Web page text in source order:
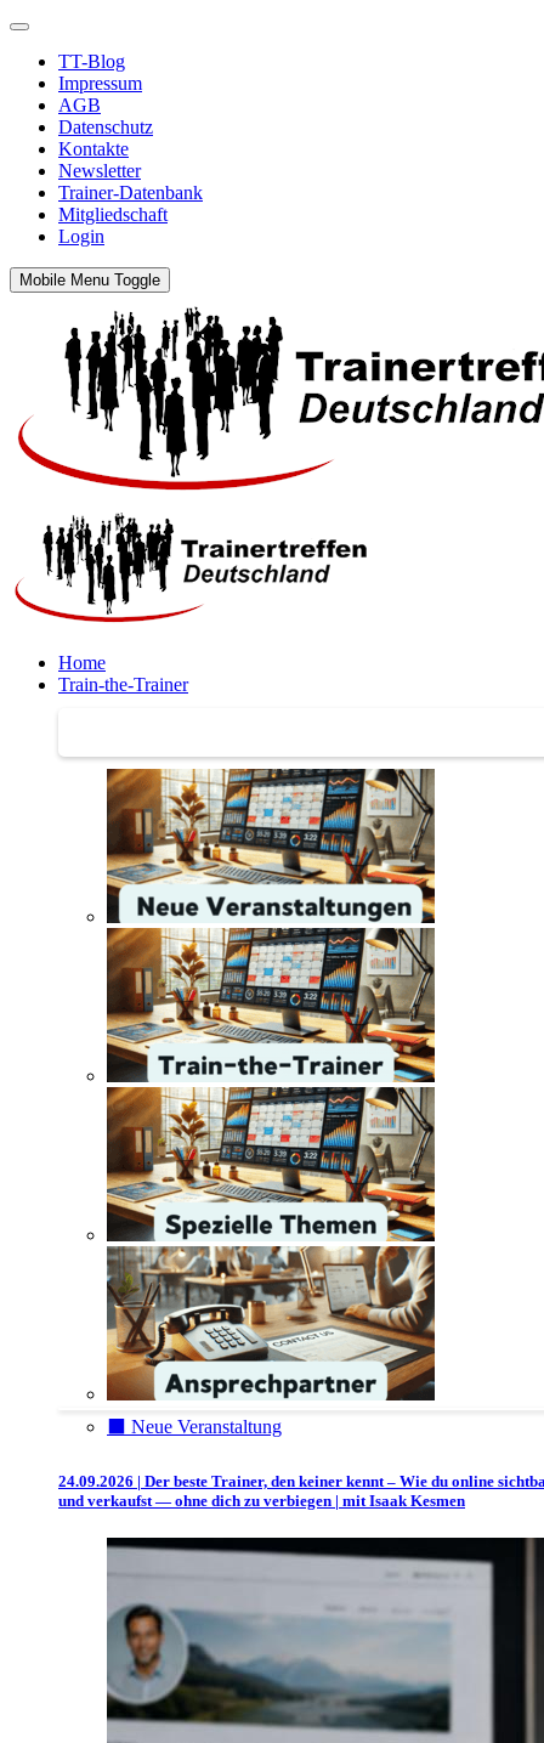
TT-Blog
Impressum
AGB
Datenschutz
Kontakte
Newsletter
Trainer-Datenbank
Mitgliedschaft
Login
Mobile Menu Toggle
Home
Train-the-Trainer
⬛️ Neue Veranstaltung
24.09.2026 | Der beste Trainer, den keiner kennt – Wie du online
und verkaufst — ohne dich zu verbiegen | mit Isaak Kesmen